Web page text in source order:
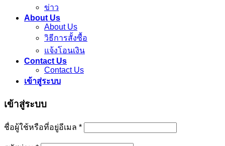
ข่าว
About Us
About Us
วิธีการสั้งซื้อ
แจ้งโอนเงิน
Contact Us
Contact Us
เข้าสู่ระบบ
เข้าสู่ระบบ
ชื่อผู้ใช้หรือที่อยู่อีเมล *